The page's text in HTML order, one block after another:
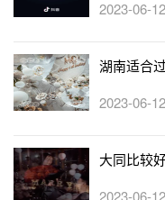
2023-06-
湖南适合
2023-06-
大同比较
2023-06-